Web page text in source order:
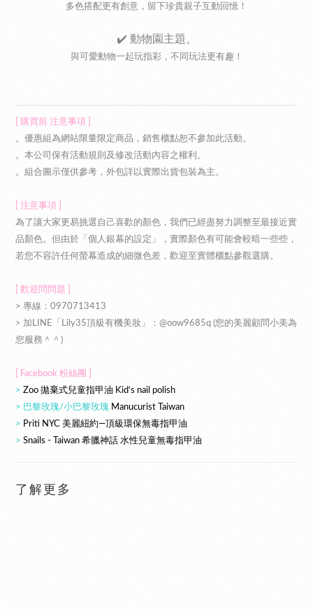
多色搭配更有創意，留下珍貴親子互動回憶！
✔️ 動物園主題。
與可愛動物一起玩指彩，不同玩法更有趣！
[ 購買前 注意事項 ]
。優惠組為網站限量限定商品，銷售櫃點恕不參加此活動。
。本公司保有活動規則及修改活動內容之權利。
。組合圖示僅供參考，外包詳以實際出貨包裝為主。
[ 注意事項 ]
為了讓大家更易挑選自己喜歡的顏色，我們已經盡努力調整至最接近實
品顏色。但由於「個人銀幕的設定」，實際顏色有可能會較暗一些些，
若您不容許任何螢幕造成的細微色差，歡迎至實體櫃點參觀選購。
[ 歡迎問問題 ]
> 專線：0970713413
> 加LINE「Lily35頂級有機美妝」：@oow9685q (您的美麗顧問小美為
您服務＾＾)
[ Facebook 粉絲團 ]
> Zoo 拋棄式兒童指甲油 Kid‘s nail polish
> 巴黎玫瑰/小巴黎玫瑰 Manucurist Taiwan
> Priti NYC 美麗紐約—頂級環保無毒指甲油
> Snails - Taiwan 希臘神話 水性兒童無毒指甲油
了解更多